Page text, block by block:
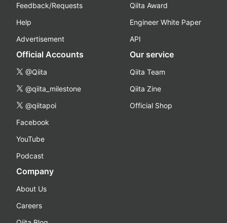
Feedback/Requests
Help
Advertisement
Qiita Award
Engineer White Paper
API
Official Accounts
@Qiita
@qiita_milestone
@qiitapoi
Facebook
YouTube
Podcast
Our service
Qiita Team
Qiita Zine
Official Shop
Company
About Us
Careers